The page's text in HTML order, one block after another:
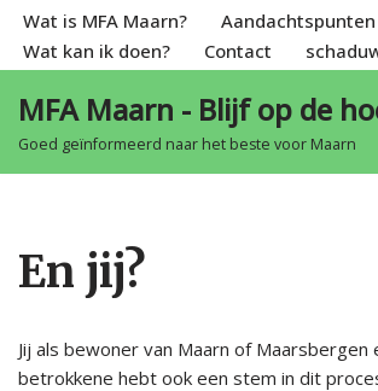
Spring
naar
de
inhoud
Wat is MFA Maarn?
Aandachtspunten
Wat kan ik doen?
Contact
MFA Maarn - Blijf op de
Goed geïnformeerd naar het beste voor Maarn
En jij?
Jij als bewoner van Maarn of
betrokkene hebt ook een stem in dit